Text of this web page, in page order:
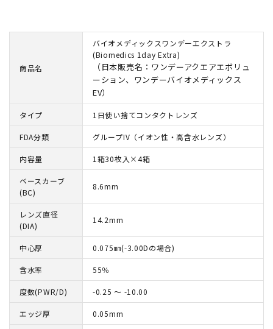
商品名
バイオメディックスワンデーエクストラ
(Biomedics 1day Extra)
（日本販売名：ワンデーアクエアエボリュ
ーション、ワンデーバイオメディックス
EV）
タイプ 1日使い捨てコンタクトレンズ
FDA分類 グループIV（イオン性・高含水レンズ）
内容量 1箱30枚入×4箱
ベースカーブ
(BC)
8.6mm
レンズ直径
(DIA)
14.2mm
中心厚 0.075㎜(-3.00Dの場合)
含水率 55％
度数(PWR/D) -0.25 ～ -10.00
エッジ厚 0.05mm